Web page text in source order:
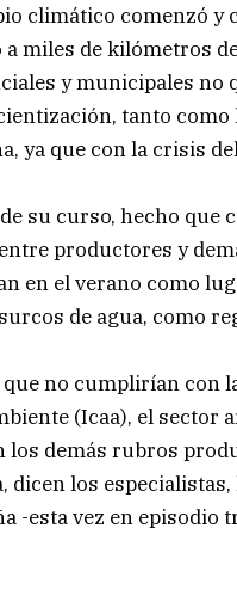
climático comenzó y
miles de kilómetros
y municipales no
tanto como
ya que con la crisis
su curso, hecho que
productores y
en el verano como
de agua, como
no cumplirían con
(Icaa), el sector
los demás rubros
los
-esta vez en episodio